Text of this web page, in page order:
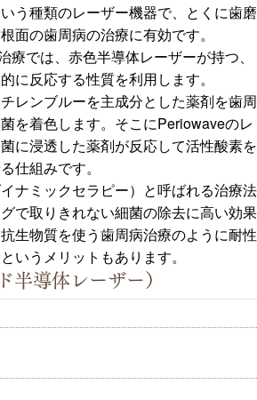
う種類のレーザー機器で、とくに歯磨
面の歯周病の治療に有効です。
療では、赤色半導体レーザーが持つ、
に反応する性質を利用します。
レンブルーを主成分とした薬剤を歯周
を着色します。そこにPeriowaveのレ
に浸透した薬剤が反応して活性酸素を
仕組みです。
ナミックセラピー）と呼ばれる治療法
で取りきれない細菌の除去に高い効果
生物質を使う歯周病治療のように耐性
いうメリットもあります。
導体レーザー）